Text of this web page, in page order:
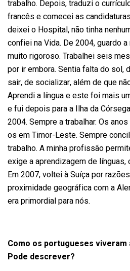
trabalho. Depois, traduzi o
francês e comecei as
deixei o Hospital, não tinha
confiei na Vida. De 2004, guardo
muito rigoroso. Trabalhei seis
por ir embora. Sentia falta do sol,
sair, de socializar, além de que
Aprendi a língua e este foi mais
e fui depois para a Ilha da
2004. Sempre a trabalhar. Os
os em Timor-Leste. Sempre
trabalho. A minha profissão
exige a aprendizagem de línguas,
Em 2007, voltei à Suíça por
proximidade geográfica com a
era primordial para nós.
Como os portugueses viveram
Pode descrever?